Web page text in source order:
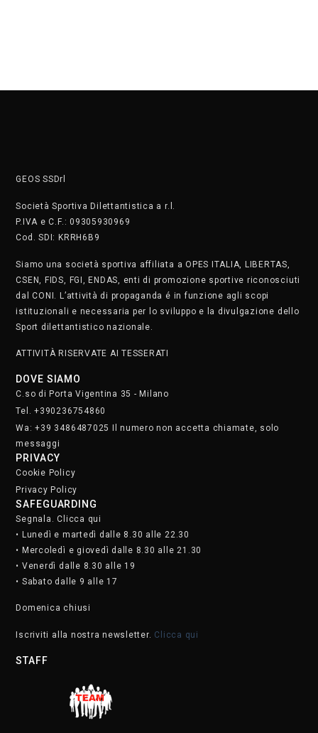
GEOS SSDrl
Società Sportiva Dilettantistica a r.l.
P.IVA e C.F.: 09305930969
Cod. SDI: KRRH6B9
Siamo una società sportiva affiliata a OPES ITALIA, LIBERTAS,
CSEN, FIDS, FGI, ENDAS, enti di promozione sportive riconosciuti
dal CONI. L’attività di propaganda é in funzione agli scopi
istituzionali e necessaria per lo sviluppo e la divulgazione dello
Sport dilettantistico nazionale.
ATTIVITÀ RISERVATE AI TESSERATI
DOVE SIAMO
C.so di Porta Vigentina 35 - Milano
Tel. +390236754860
Wa: +39 3486487025 Il numero non accetta chiamate, solo
messaggi
PRIVACY
Cookie Policy
Privacy Policy
SAFEGUARDING
Segnala. Clicca qui
• Lunedì e martedì dalle 8.30 alle 22.30
• Mercoledì e giovedì dalle 8.30 alle 21.30
• Venerdì dalle 8.30 alle 19
• Sabato dalle 9 alle 17
Domenica chiusi
Iscriviti alla nostra newsletter. Clicca qui
STAFF